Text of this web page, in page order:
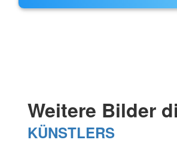
Weitere Bilder
KÜNSTLERS